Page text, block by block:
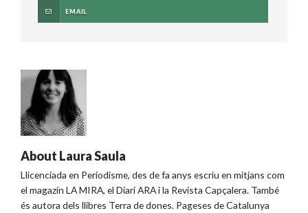
EMAIL
About Laura Saula
Llicenciada en Periodisme, des de fa anys escriu en mitjans com
el magazín LA MIRA, el Diari ARA i la Revista Capçalera. També
és autora dels llibres Terra de dones. Pageses de Catalunya